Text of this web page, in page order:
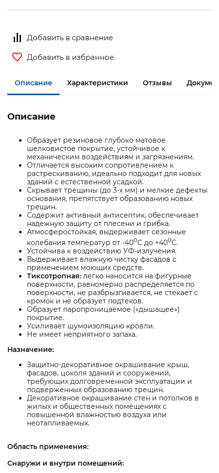
Добавить в сравнение
Добавить в избранное
Описание Характеристики Отзывы
Описание
Образует резиновое глубоко матовое
шелковистое покрытие, устойчивое к
механическим воздействиям и загрязнениям.
Отличается высоким сопротивлением к
растрескиванию, идеально подходит для новых
зданий с естественной усадкой.
Скрывает трещины (до 3-х мм) и мелкие дефекты
основания, препятствует образованию новых
трещин.
Содержит активный антисептик, обеспечивает
надежную защиту от плесени и грибка.
Атмосферостойкая, выдерживает сезонные
колебания температур от -400С до +400С.
Устойчива к воздействию УФ-излучения.
Выдерживает влажную чистку фасадов с
применением моющих средств.
Тиксотропная: легко наносится на фигурные
поверхности, равномерно распределяется по
поверхности, не разбрызгивается, не стекает с
кромок и не образует подтеков.
Образует паропроницаемое («дышащее»)
покрытие.
Усиливает шумоизоляцию кровли.
Не имеет неприятного запаха.
Назначение:
Защитно-декоративное окрашивание крыш,
фасадов, цоколя зданий и сооружений,
требующих долговременной эксплуатации и
подверженных образованию трещин.
Декоративное окрашивание стен и потолков в
жилых и общественных помещениях с
повышенной влажностью воздуха или
неотапливаемых.
Область применения:
Снаружи и внутри помещений: